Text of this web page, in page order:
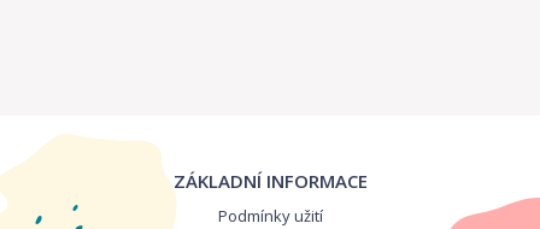
ZÁKLADNÍ INFORMACE
Podmínky užití